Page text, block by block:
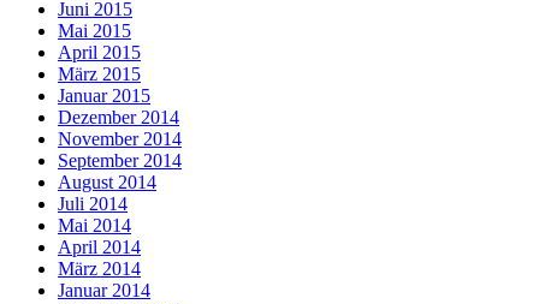
Juni 2015
Mai 2015
April 2015
März 2015
Januar 2015
Dezember 2014
November 2014
September 2014
August 2014
Juli 2014
Mai 2014
April 2014
März 2014
Januar 2014